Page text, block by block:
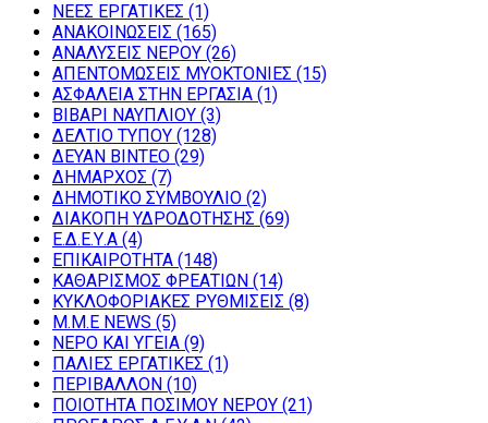
NEEΣ ΕΡΓΑΤΙΚΕΣ (1)
ΑΝΑΚΟΙΝΩΣΕΙΣ (165)
ΑΝΑΛΥΣΕΙΣ ΝΕΡΟΥ (26)
ΑΠΕΝΤΟΜΩΣΕΙΣ ΜΥΟΚΤΟΝΙΕΣ (15)
ΑΣΦΑΛΕΙΑ ΣΤΗΝ ΕΡΓΑΣΙΑ (1)
ΒΙΒΑΡΙ ΝΑΥΠΛΙΟΥ (3)
ΔΕΛΤΙΟ ΤΥΠΟΥ (128)
ΔΕΥΑΝ ΒΙΝΤΕΟ (29)
ΔΗΜΑΡΧΟΣ (7)
ΔΗΜΟΤΙΚΟ ΣΥΜΒΟΥΛΙΟ (2)
ΔΙΑΚΟΠΗ ΥΔΡΟΔΟΤΗΣΗΣ (69)
Ε.Δ.Ε.Υ.Α (4)
ΕΠΙΚΑΙΡΟΤΗΤΑ (148)
ΚΑΘΑΡΙΣΜΟΣ ΦΡΕΑΤΙΩΝ (14)
ΚΥΚΛΟΦΟΡΙΑΚΕΣ ΡΥΘΜΙΣΕΙΣ (8)
Μ.Μ.Ε NEWS (5)
ΝΕΡΟ ΚΑΙ ΥΓΕΙΑ (9)
ΠΑΛΙΕΣ ΕΡΓΑΤΙΚΕΣ (1)
ΠΕΡΙΒΑΛΛΟΝ (10)
ΠΟΙΟΤΗΤΑ ΠΟΣΙΜΟΥ ΝΕΡΟΥ (21)